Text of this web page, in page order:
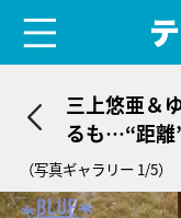
三上悠亜＆
るも…“距離
「千葉と横浜
（写真ギャラリー 1/5）